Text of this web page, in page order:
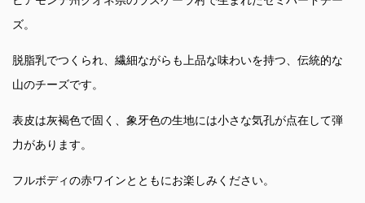
ズ。
脱脂乳でつくられ、繊細ながらも上品な味わいを持つ、伝統的な
山のチーズです。
表皮は灰褐色で固く、象牙色の生地には小さな気孔が点在して弾
力があります。
フルボディの赤ワインとともにお楽しみください。